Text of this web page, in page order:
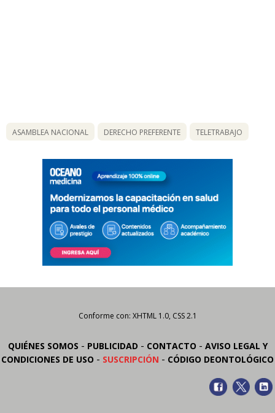
ASAMBLEA NACIONAL DERECHO PREFERENTE TELETRABAJO
Conforme con: XHTML 1.0, CSS 2.1
QUIÉNES SOMOS - PUBLICIDAD - CONTACTO - AVISO LEGAL Y
CONDICIONES DE USO - SUSCRIPCIÓN - CÓDIGO DEONTOLÓGICO